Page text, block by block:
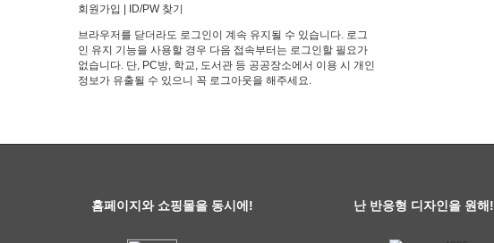
회원가입 | ID/PW 찾기
브라우저를 닫더라도 로그인이 계속 유지될 수 있습니다. 로그
인 유지 기능을 사용할 경우 다음 접속부터는 로그인할 필요가
없습니다. 단, PC방, 학교, 도서관 등 공공장소에서 이용 시 개인
정보가 유출될 수 있으니 꼭 로그아웃을 해주세요.
홈페이지와 쇼핑몰을 동시에! 난 반응형 디자인을 원해!